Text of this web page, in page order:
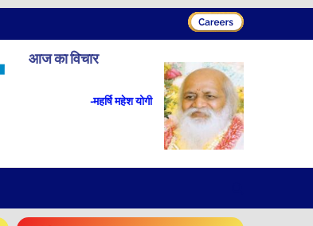
आज का विचार
-महर्षि महेश योगी